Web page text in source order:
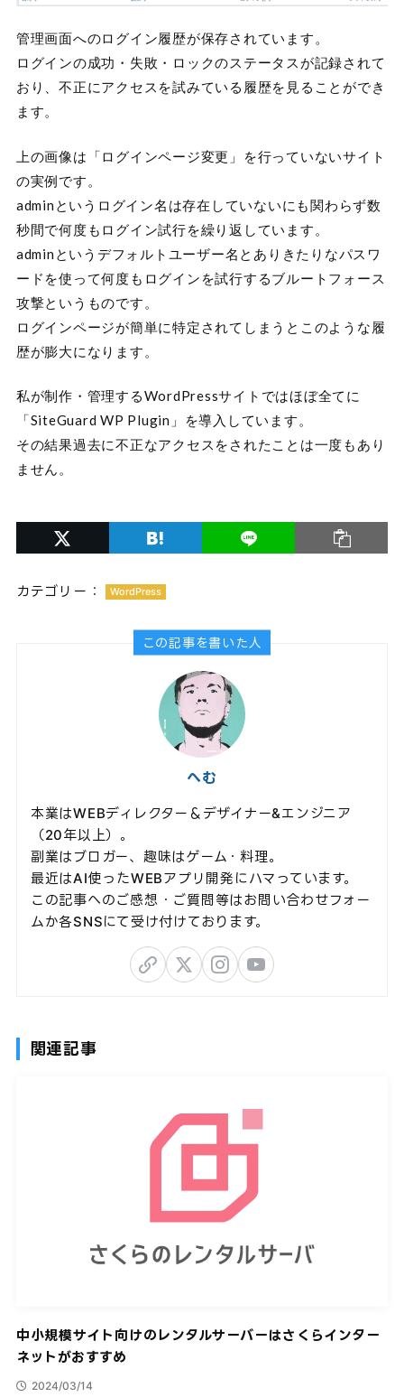
管理画面へのログイン履歴が保存されています。
ログインの成功・失敗・ロックのステータスが記録されて
おり、不正にアクセスを試みている履歴を見ることができ
ます。
上の画像は「ログインページ変更」を行っていないサイト
の実例です。
adminというログイン名は存在していないにも関わらず数
秒間で何度もログイン試行を繰り返しています。
adminというデフォルトユーザー名とありきたりなパスワ
ードを使って何度もログインを試行するブルートフォース
攻撃というものです。
ログインページが簡単に特定されてしまうとこのような履
歴が膨大になります。
私が制作・管理するWordPressサイトではほぼ全てに
「SiteGuard WP Plugin」を導入しています。
その結果過去に不正なアクセスをされたことは一度もあり
ません。
カテゴリー： WordPress
この記事を書いた人
へむ
本業はWEBディレクター＆デザイナー&エンジニア
（20年以上）。
副業はブロガー、趣味はゲーム・料理。
最近はAI使ったWEBアプリ開発にハマっています。
この記事へのご感想・ご質問等はお問い合わせフォー
ムか各SNSにて受け付けております。
関連記事
中小規模サイト向けのレンタルサーバーはさくらインター
ネットがおすすめ
2024/03/14